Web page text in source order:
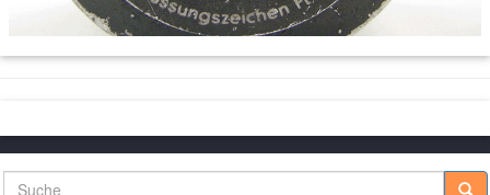
Suche